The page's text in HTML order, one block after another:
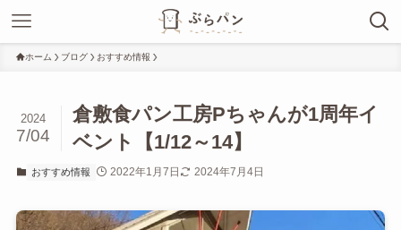
ホーム ブログ おすすめ情報
倉敷食パン工房Pちゃんが1周年イ
ベント【1/12～14】
2024
7/04
おすすめ情報 2022年1月7日 2024年7月4日